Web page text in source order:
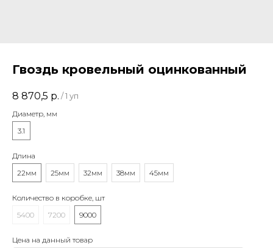
Гвоздь кровельный оцинкованный
8 870,5 р. / 1 уп
Диаметр, мм
3.1
Длина
22мм
25мм 32мм 38мм 45мм
Количество в коробке, шт
5400
7200 9000
Цена на данный товар